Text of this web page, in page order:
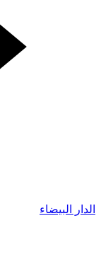
الدار البيضاء